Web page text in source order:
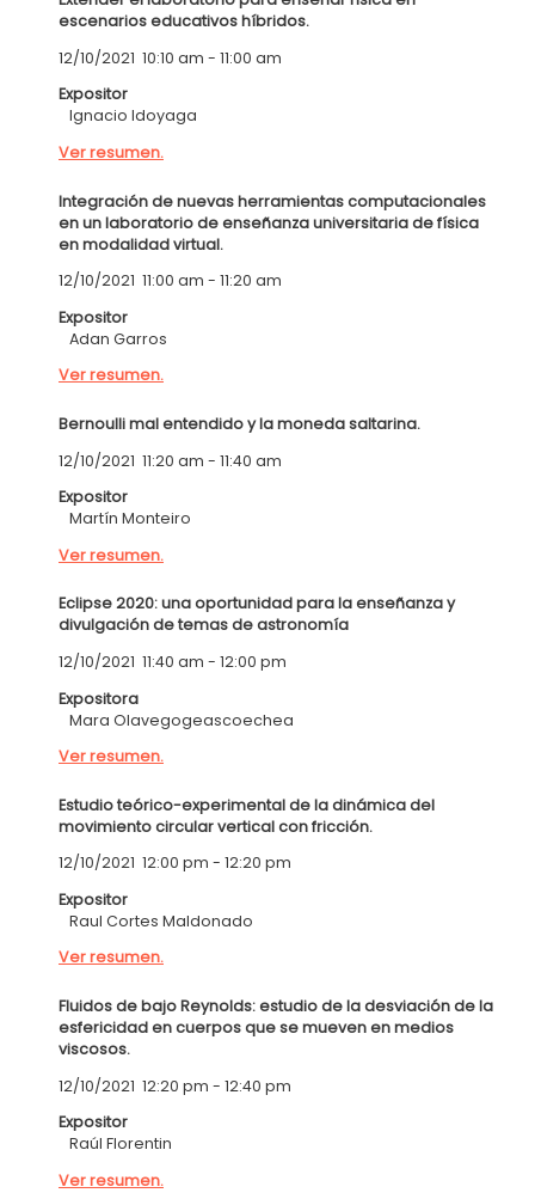
escenarios educativos híbridos.
12/10/2021 10:10 am - 11:00 am
Expositor
Ignacio Idoyaga
Ver resumen.
Integración de nuevas herramientas computacionales
en un laboratorio de enseñanza universitaria de física
en modalidad virtual.
12/10/2021 11:00 am - 11:20 am
Expositor
Adan Garros
Ver resumen.
Bernoulli mal entendido y la moneda saltarina.
12/10/2021 11:20 am - 11:40 am
Expositor
Martín Monteiro
Ver resumen.
Eclipse 2020: una oportunidad para la enseñanza y
divulgación de temas de astronomía
12/10/2021 11:40 am - 12:00 pm
Expositora
Mara Olavegogeascoechea
Ver resumen.
Estudio teórico-experimental de la dinámica del
movimiento circular vertical con fricción.
12/10/2021 12:00 pm - 12:20 pm
Expositor
Raul Cortes Maldonado
Ver resumen.
Fluidos de bajo Reynolds: estudio de la desviación de la
esfericidad en cuerpos que se mueven en medios
viscosos.
12/10/2021 12:20 pm - 12:40 pm
Expositor
Raúl Florentin
Ver resumen.